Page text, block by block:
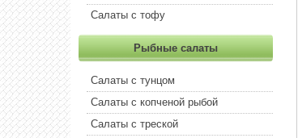
Салаты с тофу
Рыбные салаты
Салаты с тунцом
Салаты с копченой рыбой
Салаты с треской